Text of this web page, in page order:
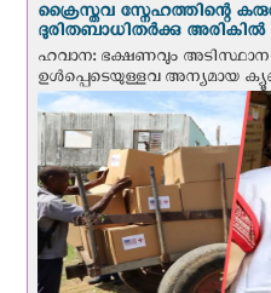
ക്രൈസ്തവ സ്നേഹത്തിന്റെ
ദുരിതബാധിതർക്കു
ഹവാന: ഭക്ഷണവും
ഉള്‍പ്പെടെയുള്ളവ അന്യമായ